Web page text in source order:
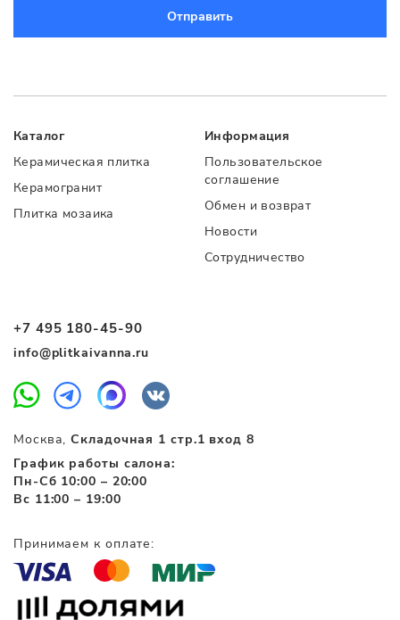
Отправить
+7 495 180-45-90
info@plitkaivanna.ru
Москва,Складочная 1 стр.1 вход 8
График работы салона:
Пн-Сб 10:00 – 20:00
Вс 11:00 – 19:00
Каталог
Керамическая плитка
Керамогранит
Плитка мозаика
Информация
Пользовательское
соглашение
Обмен и возврат
Новости
Сотрудничество
Принимаем к оплате: